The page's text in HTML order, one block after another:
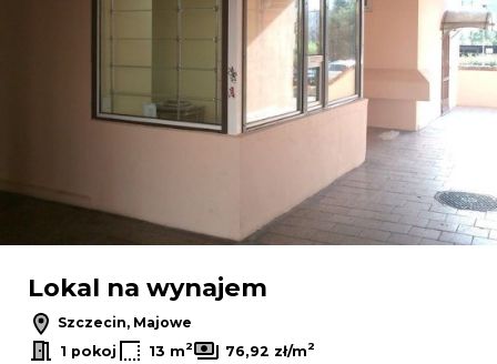
Lokal na wynajem
Szczecin, Majowe
1 pokoj
13 m2 76,92 zł/m2